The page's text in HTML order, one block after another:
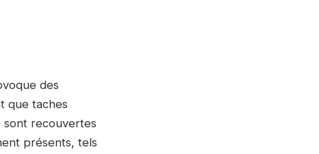
des
que taches
sont recouvertes
présents, tels